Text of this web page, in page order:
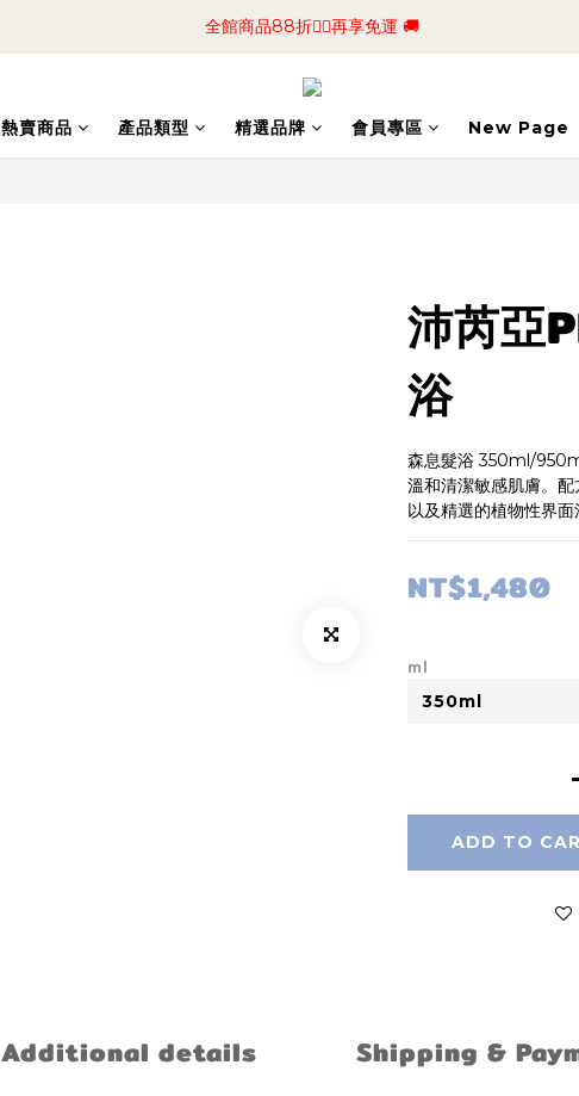
📢加入商城會員領$50💰購物金📢立即註冊
全館商品88折🧔‍♂️再享免運 🚚
📢加入商城會員領$50💰購物金📢立即註冊
熱賣商品 產品類型 精選品牌 會員專區 New Page
沛芮亞
浴
森息髮浴 350ml/
溫和清潔敏感肌膚。
以及精選的植物性界
NT$1,480
ml
ADD TO
Additional details Shipping &